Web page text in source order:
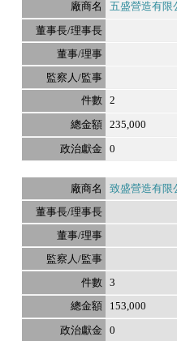
五盛營造有限
2
235,000
0
致盛營造有限
3
153,000
0